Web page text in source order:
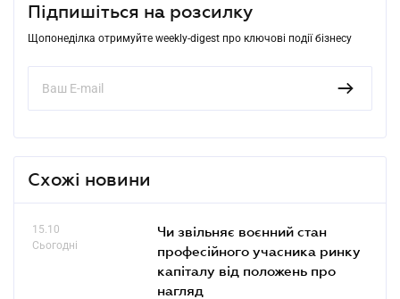
Підпишіться на розсилку
Щопонеділка отримуйте weekly-digest про ключові події бізнесу
Схожі новини
15.10
Сьогодні
Чи звільняє воєнний стан
професійного учасника ринку
капіталу від положень про
нагляд